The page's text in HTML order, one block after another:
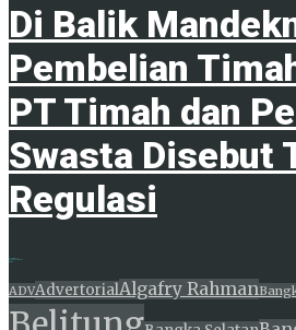
Di Balik
Pembelian
PT Timah dan
Swasta Disebut
Regulasi
ADVAdvertorialAlgafry Rahman